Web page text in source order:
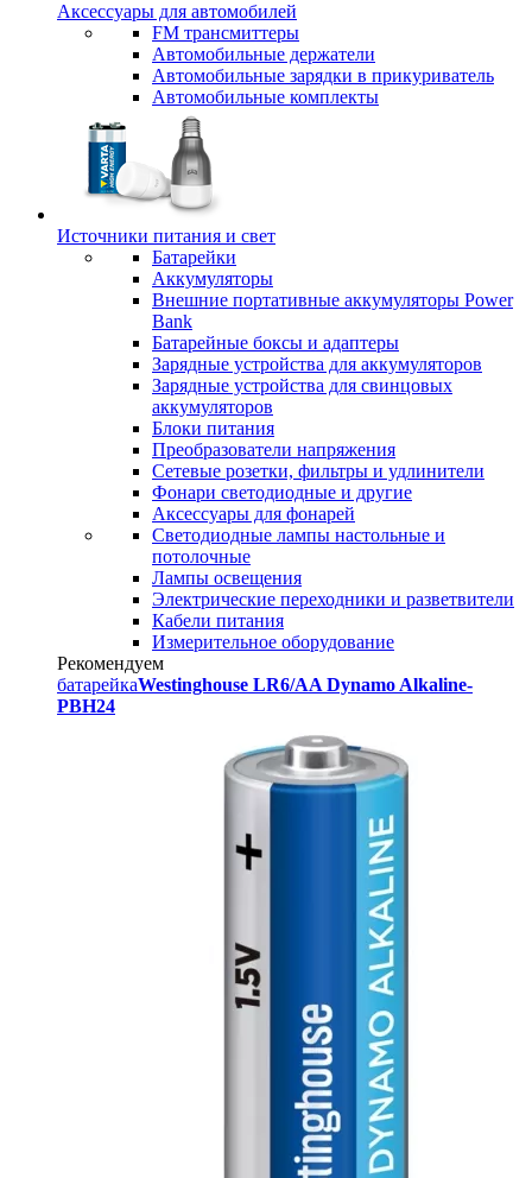
Аксессуары для автомобилей
FM трансмиттеры
Автомобильные держатели
Автомобильные зарядки в прикуриватель
Автомобильные комплекты
Источники питания и свет
Батарейки
Аккумуляторы
Внешние портативные аккумуляторы Power
Bank
Батарейные боксы и адаптеры
Зарядные устройства для аккумуляторов
Зарядные устройства для свинцовых
аккумуляторов
Блоки питания
Преобразователи напряжения
Сетевые розетки, фильтры и удлинители
Фонари светодиодные и другие
Аксессуары для фонарей
Светодиодные лампы настольные и
потолочные
Лампы освещения
Электрические переходники и разветвители
Кабели питания
Измерительное оборудование
Рекомендуем
батарейкаWestinghouse LR6/AA Dynamo Alkaline-
PBH24